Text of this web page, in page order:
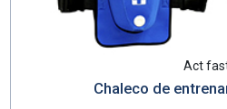
Act
Chaleco de